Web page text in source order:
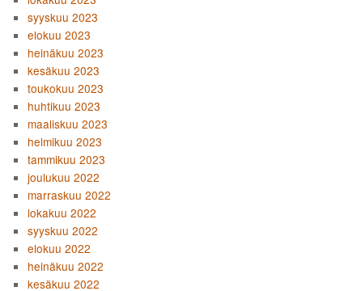
syyskuu 2023
elokuu 2023
heinäkuu 2023
kesäkuu 2023
toukokuu 2023
huhtikuu 2023
maaliskuu 2023
helmikuu 2023
tammikuu 2023
joulukuu 2022
marraskuu 2022
lokakuu 2022
syyskuu 2022
elokuu 2022
heinäkuu 2022
kesäkuu 2022